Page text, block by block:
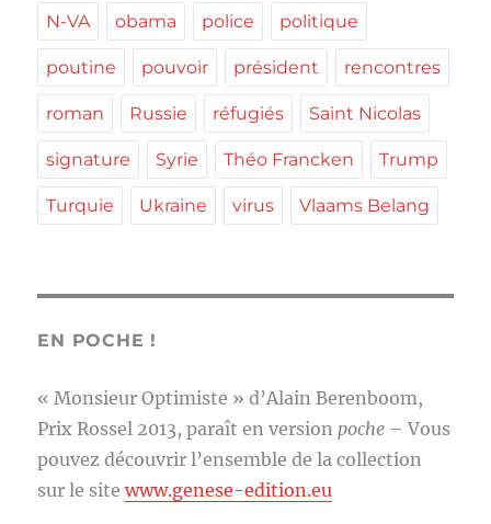
N-VA obama police politique
poutine pouvoir président rencontres
roman Russie réfugiés Saint Nicolas
signature Syrie Théo Francken Trump
Turquie Ukraine virus Vlaams Belang
EN POCHE !
« Monsieur Optimiste » d’Alain Berenboom,
Prix Rossel 2013, paraît en version poche – Vous
pouvez découvrir l’ensemble de la collection
sur le sitewww.genese-edition.eu